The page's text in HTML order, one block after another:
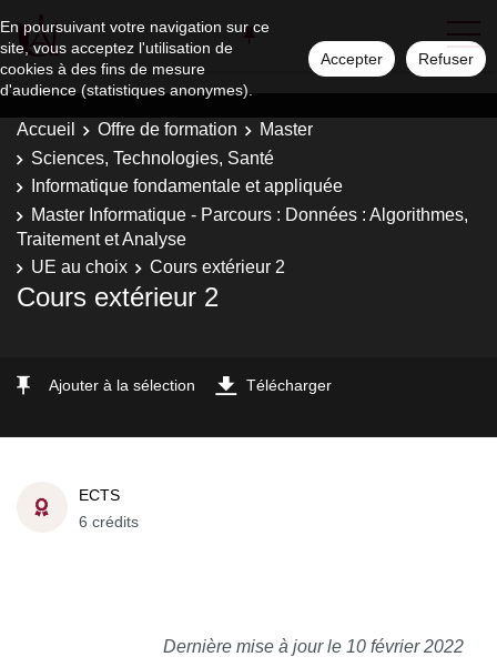
En poursuivant votre navigation sur ce
site, vous acceptez l'utilisation de
cookies à des fins de mesure
d'audience (statistiques anonymes).
Accepter Refuser
Accueil Offre de formation
Master
Sciences, Technologies, Santé
Informatique fondamentale et appliquée
Master Informatique - Parcours : Données : Algorithmes,
Traitement et Analyse
UE au choix
Cours extérieur 2
Cours extérieur 2
Ajouter à la sélection Télécharger
ECTS
6 crédits
Dernière mise à jour le 10 février 2022